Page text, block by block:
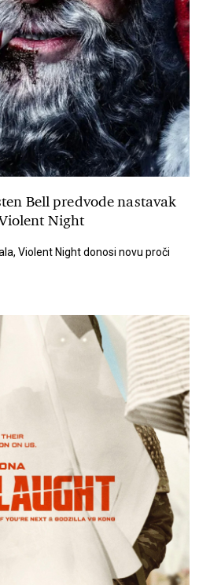
Bell predvode nastavak
Night
Violent Night donosi novu proči